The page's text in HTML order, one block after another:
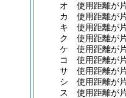
オ
使用距離が
カ
使用距離が
キ
使用距離が
ク
使用距離が
ケ
使用距離が
コ
使用距離が
サ
使用距離が
シ
使用距離が
ス
使用距離が